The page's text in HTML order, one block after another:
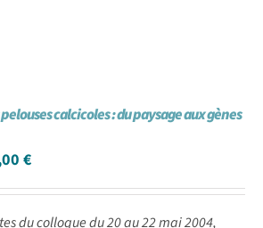
calcicoles : du paysage aux gènes
€
du colloque du 20 au 22 mai 2004,